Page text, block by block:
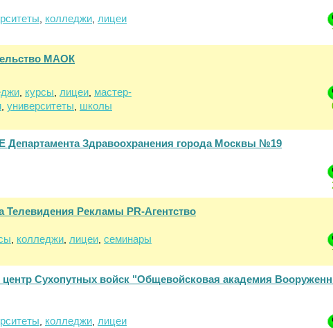
колледжи лицеи
МАОК
курсы лицеи мастер-
университеты школы
Здравоохранения города Москвы №19
Рекламы PR-Агентство
колледжи лицеи семинары
Сухопутных войск "Общевойсковая академия
колледжи лицеи